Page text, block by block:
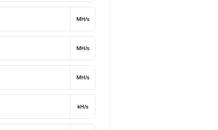
MH/s
MH/s
MH/s
kH/s